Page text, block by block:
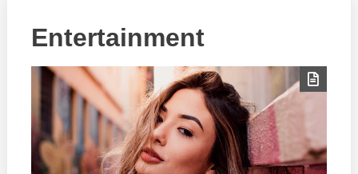
Entertainment